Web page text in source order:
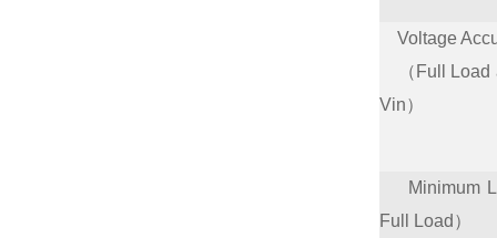
Voltage
（Full Load
Vin）
Minimum
Full Load）